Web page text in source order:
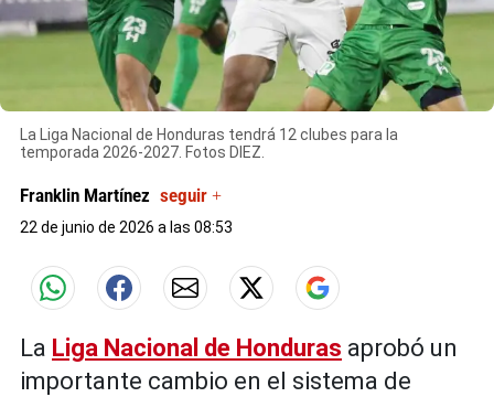
La Liga Nacional de Honduras tendrá 12 clubes para la
temporada 2026-2027. Fotos DIEZ.
Franklin Martínez seguir +
22 de junio de 2026 a las 08:53
La Liga Nacional de Honduras aprobó un
importante cambio en el sistema de